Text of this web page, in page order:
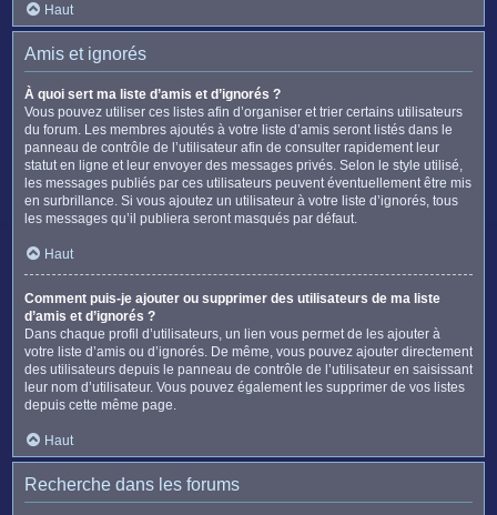
Haut
Amis et ignorés
À quoi sert ma liste d’amis et d’ignorés ?
Vous pouvez utiliser ces listes afin d’organiser et trier certains utilisateurs
du forum. Les membres ajoutés à votre liste d’amis seront listés dans le
panneau de contrôle de l’utilisateur afin de consulter rapidement leur
statut en ligne et leur envoyer des messages privés. Selon le style utilisé,
les messages publiés par ces utilisateurs peuvent éventuellement être mis
en surbrillance. Si vous ajoutez un utilisateur à votre liste d’ignorés, tous
les messages qu’il publiera seront masqués par défaut.
Haut
Comment puis-je ajouter ou supprimer des utilisateurs de ma liste
d’amis et d’ignorés ?
Dans chaque profil d’utilisateurs, un lien vous permet de les ajouter à
votre liste d’amis ou d’ignorés. De même, vous pouvez ajouter directement
des utilisateurs depuis le panneau de contrôle de l’utilisateur en saisissant
leur nom d’utilisateur. Vous pouvez également les supprimer de vos listes
depuis cette même page.
Haut
Recherche dans les forums